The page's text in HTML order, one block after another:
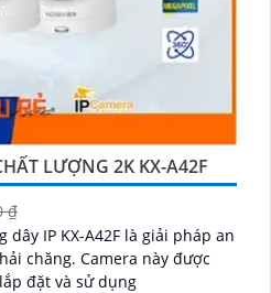
LƯỢNG 2K KX-A42F
₫
dây IP KX-A42F là giải pháp an
này được
đặt và sử dụng